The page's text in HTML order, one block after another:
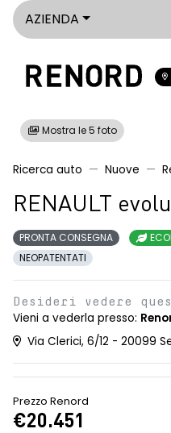
AZIENDA
Mostra le 5 foto
Ricerca auto Nuove
RENAULT
PRONTA CONSEGNA
NEOPATENTATI
Desideri vedere
Vieni a vederla presso:
Via Clerici, 6/12 - 20099
Prezzo Renord
€20.451